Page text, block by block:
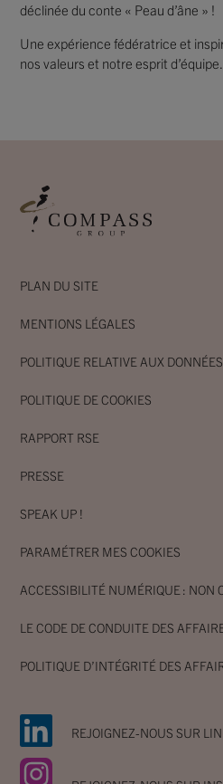
déclinée du conte « Peau d’âne » !
Une expérience fédératrice et
nos valeurs et notre esprit d’équipe.
PLAN DU SITE
MENTIONS LÉGALES
POLITIQUE RELATIVE AUX
POLITIQUE DE COOKIES
RAPPORT RSE
PRESSE
SPEAK UP !
PARAMÉTRER MES COOKIES
ACCESSIBILITÉ NUMÉRIQUE : NON
LE CODE DE CONDUITE DES
POLITIQUE D’INTÉGRITÉ DES
REJOIGNEZ-NOUS SUR